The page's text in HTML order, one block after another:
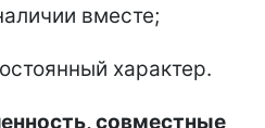
вместе;
характер.
совместные